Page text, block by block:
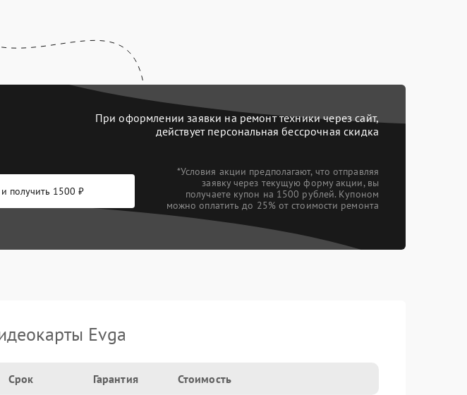
При оформлении заявки на ремонт техники через сайт,
действует персональная бессрочная скидка
получить 1500 ₽
*Условия акции предполагают, что отправляя
заявку через текущую форму акции, вы
получаете купон на 1500 рублей. Купоном
можно оплатить до 25% от стоимости ремонта
Evga
Срок Гарантия Стоимость